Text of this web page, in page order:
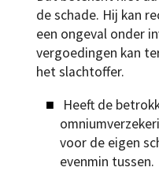
de schade. Hij kan
een ongeval onder
vergoedingen kan
het slachtoffer.
Heeft de
voor de eigen
evenmin tussen.